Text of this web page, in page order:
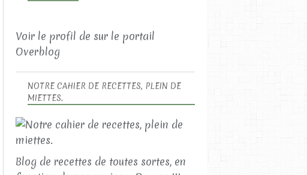
NOTRE CAHIER DE RECETTES, PLEIN DE
MIETTES.
Blog de recettes de toutes sortes, en
Voir le profil de sur le portail
Overblog